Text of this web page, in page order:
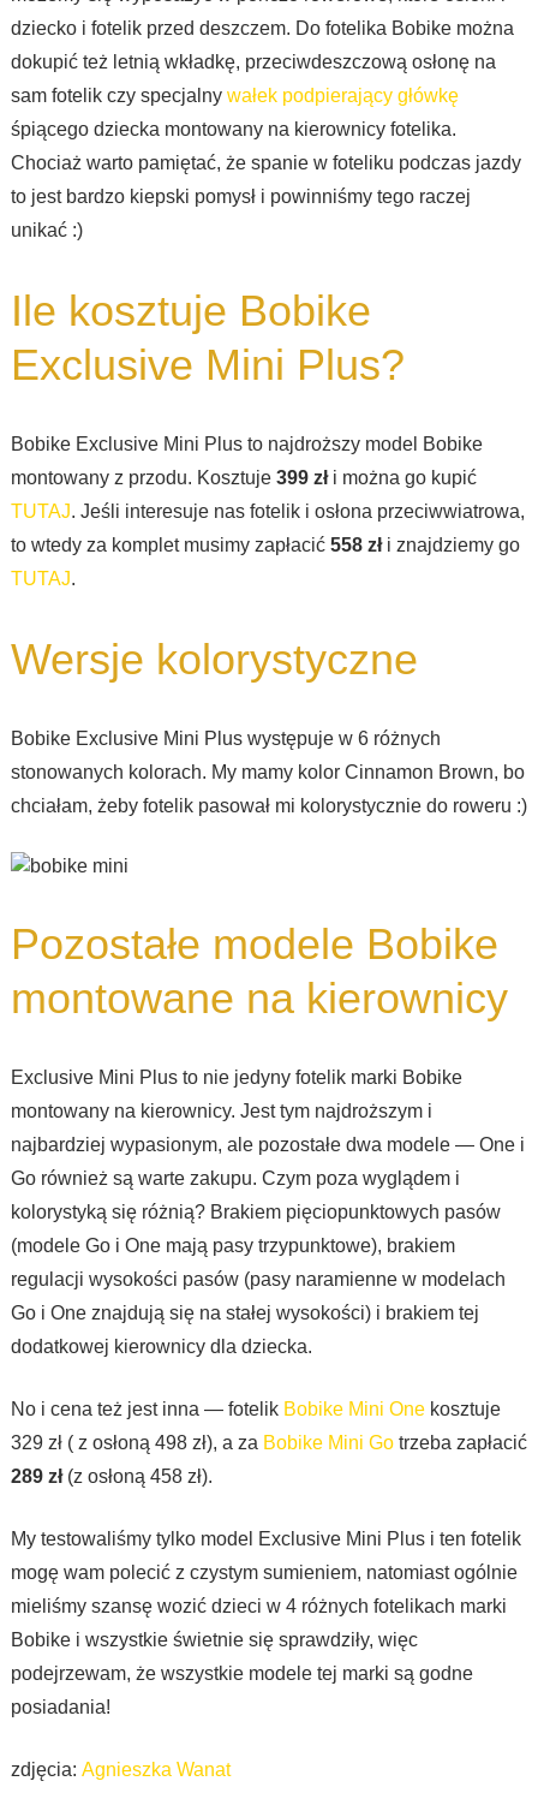
dziecko i fotelik przed deszczem. Do fotelika Bobike można
dokupić też letnią wkładkę, przeciwdeszczową osłonę na
sam fotelik czy specjalny wałek podpierający główkę
śpiącego dziecka montowany na kierownicy fotelika.
Chociaż warto pamiętać, że spanie w foteliku podczas jazdy
to jest bardzo kiepski pomysł i powinniśmy tego raczej
unikać :)
Ile kosztuje Bobike
Exclusive Mini Plus?
Bobike Exclusive Mini Plus to najdroższy model Bobike
montowany z przodu. Kosztuje 399 złi można go kupić
TUTAJ. Jeśli interesuje nas fotelik i osłona przeciwwiatrowa,
to wtedy za komplet musimy zapłacić 558 złi znajdziemy go
TUTAJ.
Wersje kolorystyczne
Bobike Exclusive Mini Plus występuje w 6 różnych
stonowanych kolorach. My mamy kolor Cinnamon Brown, bo
chciałam, żeby fotelik pasował mi kolorystycznie do roweru :)
Pozostałe modele Bobike
montowane na kierownicy
Exclusive Mini Plus to nie jedyny fotelik marki Bobike
montowany na kierownicy. Jest tym najdroższym i
najbardziej wypasionym, ale pozostałe dwa modele — One i
Go również są warte zakupu. Czym poza wyglądem i
kolorystyką się różnią? Brakiem pięciopunktowych pasów
(modele Go i One mają pasy trzypunktowe), brakiem
regulacji wysokości pasów (pasy naramienne w modelach
Go i One znajdują się na stałej wysokości) i brakiem tej
dodatkowej kierownicy dla dziecka.
No i cena też jest inna — fotelik Bobike Mini Onekosztuje
329 zł ( z osłoną 498 zł), a za Bobike Mini Gotrzeba zapłacić
289 zł(z osłoną 458 zł).
My testowaliśmy tylko model Exclusive Mini Plus i ten fotelik
mogę wam polecić z czystym sumieniem, natomiast ogólnie
mieliśmy szansę wozić dzieci w 4 różnych fotelikach marki
Bobike i wszystkie świetnie się sprawdziły, więc
podejrzewam, że wszystkie modele tej marki są godne
posiadania!
zdjęcia: Agnieszka Wanat